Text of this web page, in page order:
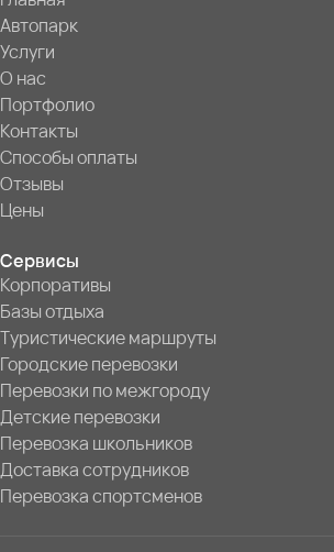
Автопарк
Услуги
О нас
Портфолио
Контакты
Способы оплаты
Отзывы
Цены
Сервисы
Корпоративы
Базы отдыха
Туристические маршруты
Городские перевозки
Перевозки по межгороду
Детские перевозки
Перевозка школьников
Доставка сотрудников
Перевозка спортсменов